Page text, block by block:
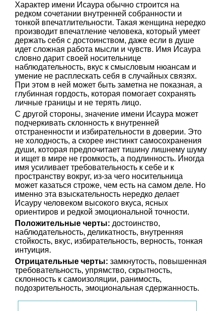
Характер имени Исаура обычно строится на
редком сочетании внутренней собранности и
тонкой впечатлительности. Такая женщина нередко
производит впечатление человека, который умеет
держать себя с достоинством, даже если в душе
идет сложная работа мысли и чувств. Имя Исаура
словно дарит своей носительнице
наблюдательность, вкус к смысловым нюансам и
умение не расплескать себя в случайных связях.
При этом в ней может быть заметна не показная, а
глубинная гордость, которая помогает сохранять
личные границы и не терять лицо.
С другой стороны, значение имени Исаура может
подчеркивать склонность к внутренней
отстраненности и избирательности в доверии. Это
не холодность, а скорее инстинкт самосохранения
души, которая предпочитает тишину лишнему шуму
и ищет в мире не громкость, а подлинность. Иногда
имя усиливает требовательность к себе и к
пространству вокруг, из-за чего носительница
может казаться строже, чем есть на самом деле. Но
именно эта взыскательность нередко делает
Исауру человеком высокого вкуса, ясных
ориентиров и редкой эмоциональной точности.
Положительные черты: достоинство,
наблюдательность, деликатность, внутренняя
стойкость, вкус, избирательность, верность, тонкая
интуиция.
Отрицательные черты: замкнутость, повышенная
требовательность, упрямство, скрытность,
склонность к самоизоляции, ранимость,
подозрительность, эмоциональная сдержанность.